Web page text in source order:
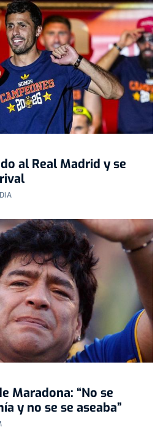
al Real Madrid y se
Maradona: “No se
y no se se aseaba”